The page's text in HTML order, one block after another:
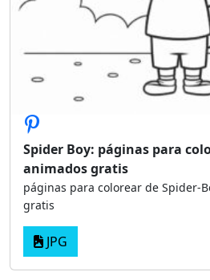
Spider Boy: páginas para
animados gratis
páginas para colorear de Spider-
gratis
JPG